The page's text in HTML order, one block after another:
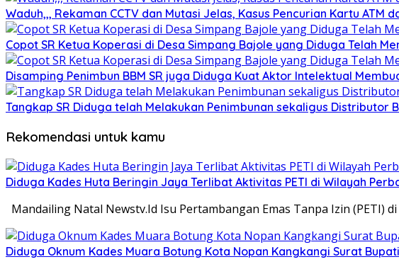
Waduh,,, Rekaman CCTV dan Mutasi Jelas, Kasus Pencurian Kartu ATM
Copot SR Ketua Koperasi di Desa Simpang Bajole yang Diduga Telah
Disamping Penimbun BBM SR juga Diduga Kuat Aktor Intelektual
Tangkap SR Diduga telah Melakukan Penimbunan sekaligus Distributor
Rekomendasi untuk kamu
Diduga Kades Huta Beringin Jaya Terlibat Aktivitas PETI di Wilayah
Mandailing Natal Newstv.Id Isu Pertambangan Emas Tanpa Izin (PETI)
Diduga Oknum Kades Muara Botung Kota Nopan Kangkangi Surat